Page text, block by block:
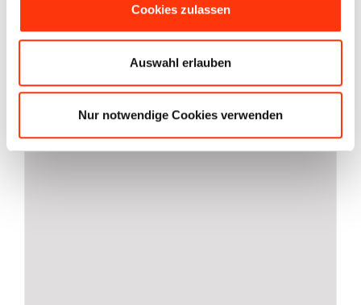
Cookies zulassen
Auswahl erlauben
Nur notwendige Cookies verwenden
Toilettenpapier THETFORD
5,99€ Enthält 19% MwSt. zzgl.Versand